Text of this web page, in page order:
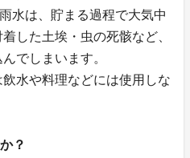
水は、貯まる過程で大気中
した土埃・虫の死骸など、
でしまいます。
水や料理などには使用しな
？